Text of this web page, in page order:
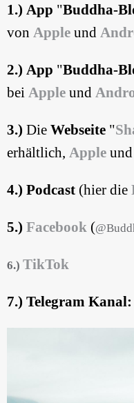
1.) App "Buddha-
von Apple und
2.) App "Buddha-
bei Apple und
3.) Die Webseite "
erhältlich, Apple und
4.) Podcast (hier die
5.) Facebook (
6.) TikTok
7.) Telegram Kanal: